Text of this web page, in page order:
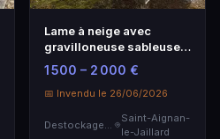
Lame à neige avec
gravilloneuse sableuse -
Équipement
professionnel
1 500 – 2 000 €
📅 Invendu le 26/06/2026
Destockage & Invendus
Saint-Aignan-
le-Jaillard